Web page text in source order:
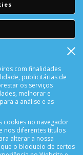
com finalidades
publicitárias de
os serviços
melhorar e
a análise e as
cookies no navegador
nos diferentes títulos
alterar a nossa
o bloqueio de certos